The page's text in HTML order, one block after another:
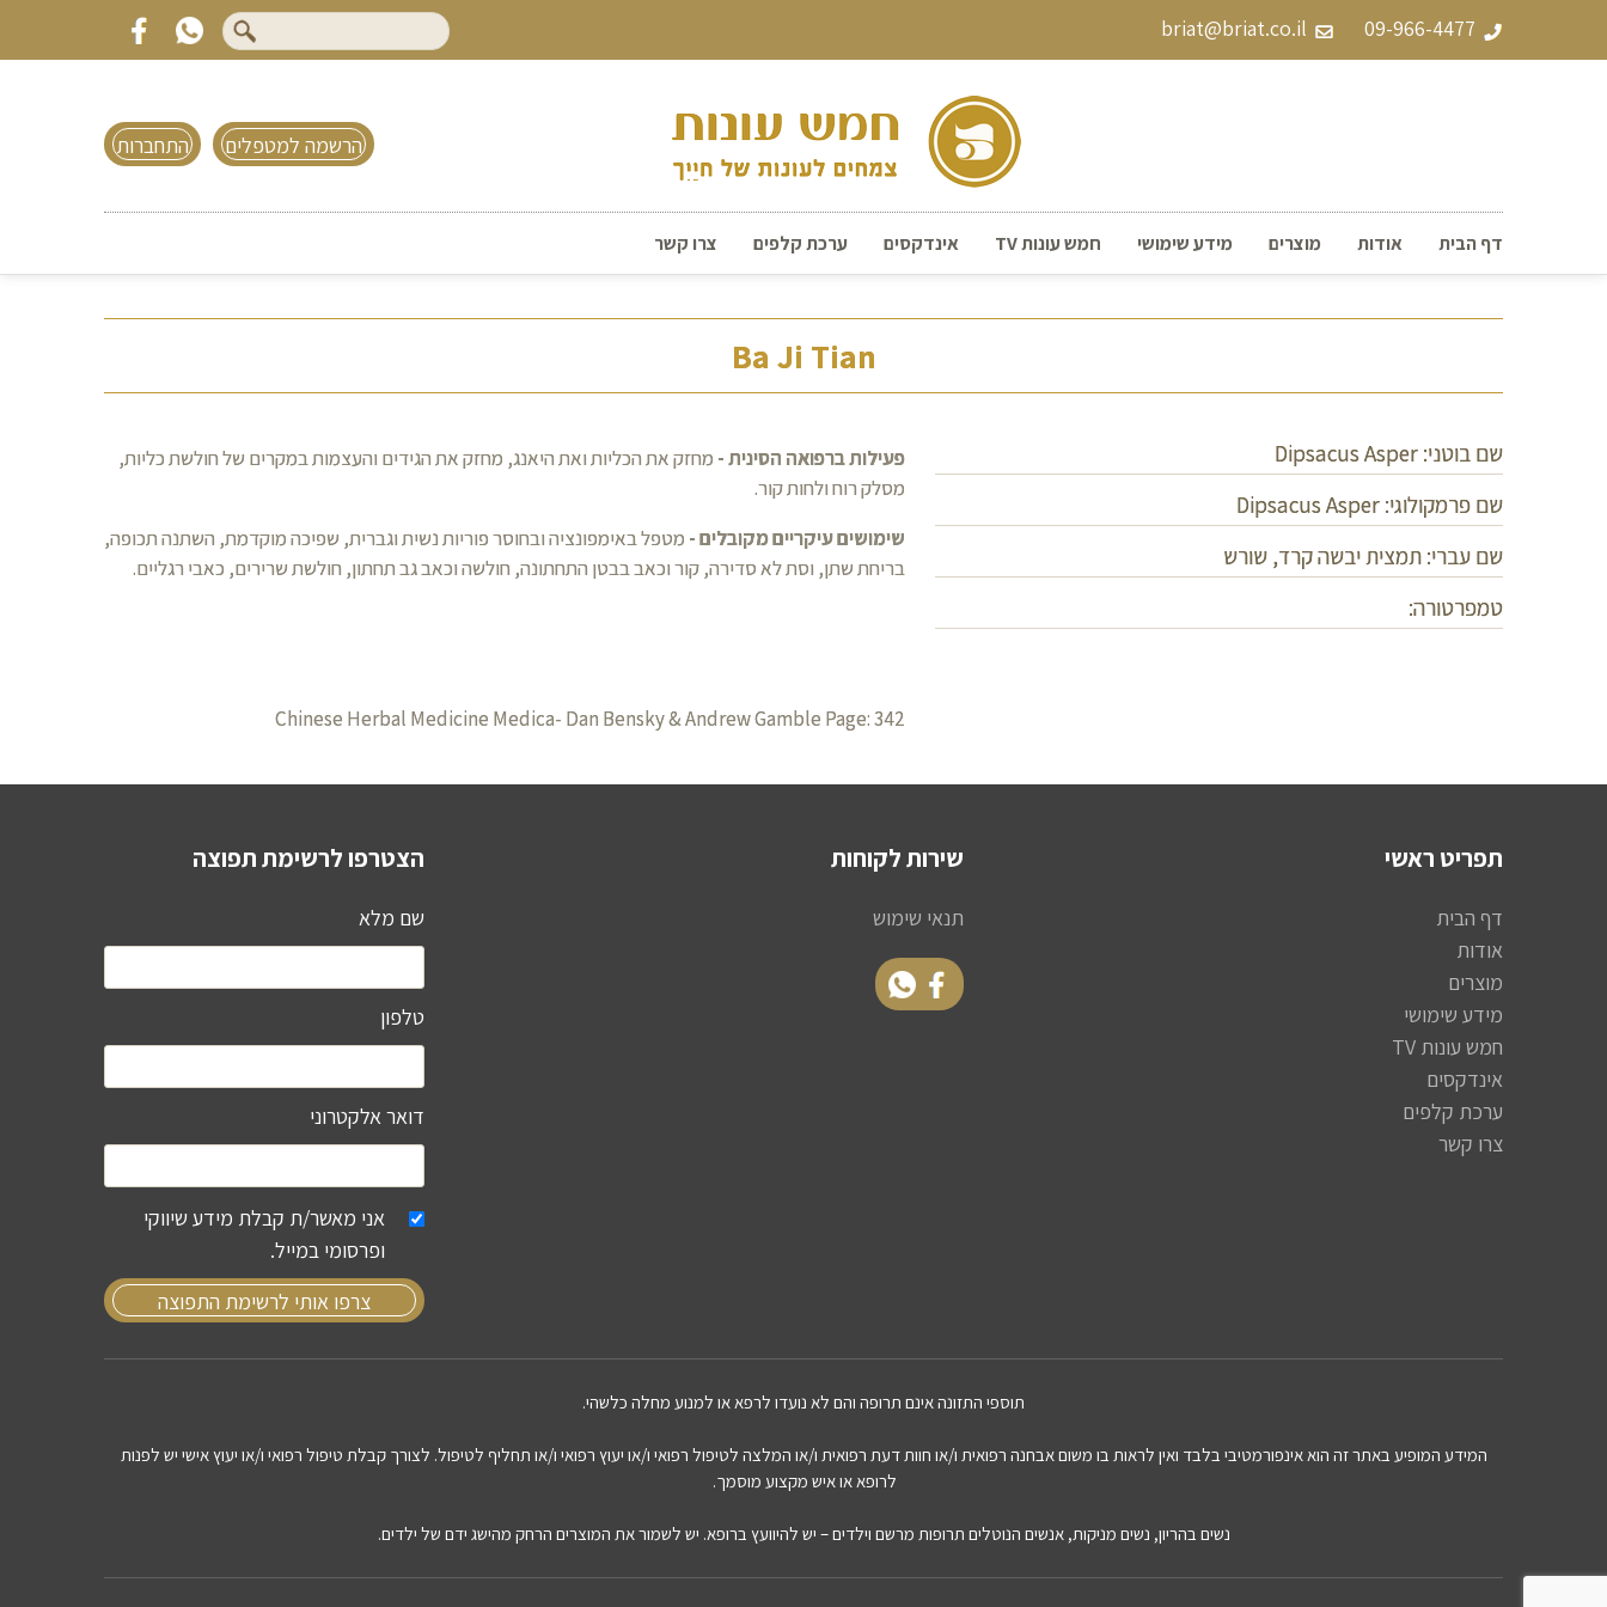
09-966-4477
briat@briat.co.il
התחברות הרשמה למטפלים
דף הבית אודות מוצרים מידע שימושי חמש עונות TV אינדקסים ערכת קלפים צרו קשר
Ba Ji Tian
שם בוטני: Dipsacus Asper
שם פרמקולוגי: Dipsacus Asper
שם עברי: תמצית יבשה קרד, שורש
טמפרטורה:
פעילות ברפואה הסינית - מחזק את הכליות ואת היאנג, מחזק את הגידים והעצמות במקרים של חולשת כליות,
מסלק רוח ולחות קור.
שימושים עיקריים מקובלים - מטפל באימפונציה ובחוסר פוריות נשית וגברית, שפיכה מוקדמת, השתנה תכופה,
בריחת שתן, וסת לא סדירה, קור וכאב בבטן התחתונה, חולשה וכאב גב תחתון, חולשת שרירים, כאבי רגליים.
Chinese Herbal Medicine Medica- Dan Bensky & Andrew Gamble Page: 342
תפריט ראשי
דף הבית
אודות
מוצרים
מידע שימושי
חמש עונות TV
אינדקסים
ערכת קלפים
צרו קשר
שירות לקוחות
תנאי שימוש
הצטרפו לרשימת תפוצה
שם מלא
טלפון
דואר אלקטרוני
אני מאשר/ת קבלת מידע שיווקי
ופרסומי במייל.
צרפו אותי לרשימת התפוצה
תוספי התזונה אינם תרופה והם לא נועדו לרפא או למנוע מחלה כלשהי.
המידע המופיע באתר זה הוא אינפורמטיבי בלבד ואין לראות בו משום אבחנה רפואית ו/או חוות דעת רפואית ו/או המלצה לטיפול רפואי ו/או יעוץ רפואי ו/או תחליף לטיפול. לצורך קבלת טיפול רפואי ו/או יעוץ אישי יש לפנות
לרופא או איש מקצוע מוסמך.
נשים בהריון, נשים מניקות, אנשים הנוטלים תרופות מרשם וילדים – יש להיוועץ ברופא. יש לשמור את המוצרים הרחק מהישג ידם של ילדים.